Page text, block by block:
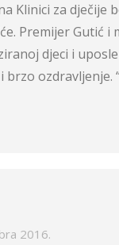
Klinici za dječije
Premijer Gutić i
djeci i
ozdravljenje.
2016.